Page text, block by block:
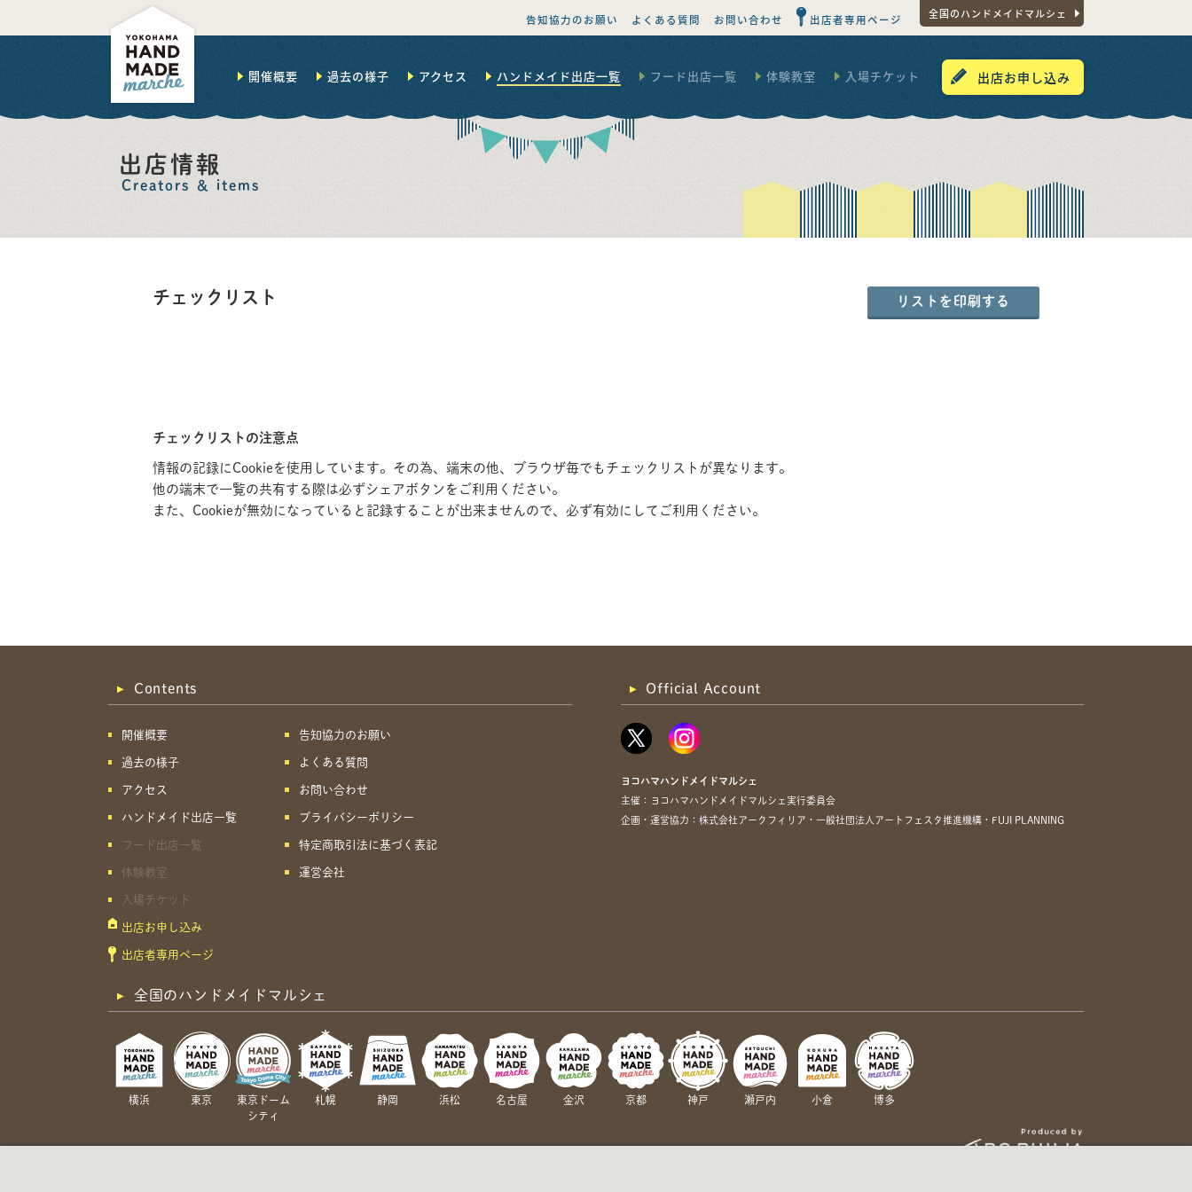
告知協力のお願い よくある質問 お問い合わせ 出店者専用ページ 全国のハンドメイドマルシェ
開催概要 過去の様子 アクセス ハンドメイド出店一覧 フード出店一覧 体験教室 入場チケット 出店お申し込み
出店情報
Creators ＆ items
チェックリスト リストを印刷する
チェックリストの注意点
情報の記録にCookieを使用しています。その為、端末の他、ブラウザ毎でもチェックリストが異なります。
他の端末で一覧の共有する際は必ずシェアボタンをご利用ください。
また、Cookieが無効になっていると記録することが出来ませんので、必ず有効にしてご利用ください。
Contents
開催概要
過去の様子
アクセス
ハンドメイド出店一覧
フード出店一覧
体験教室
入場チケット
出店お申し込み
出店者専用ページ
告知協力のお願い
よくある質問
お問い合わせ
プライバシーポリシー
特定商取引法に基づく表記
運営会社
Official Account
ヨコハマハンドメイドマルシェ
主催：ヨコハマハンドメイドマルシェ実行委員会
企画・運営協力：株式会社アークフィリア・一般社団法人アートフェスタ推進機構・FUJI PLANNING
全国のハンドメイドマルシェ
横浜 東京
東京ドーム
シティ
札幌 静岡 浜松 名古屋 金沢 京都 神戸 瀬戸内 小倉 博多